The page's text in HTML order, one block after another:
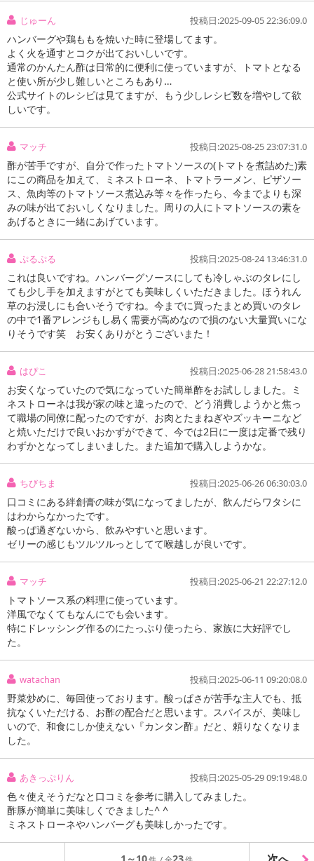
じゅーん 投稿日:2025-09-05 22:36:09.0
ハンバーグや鶏ももを焼いた時に登場してます。
よく火を通すとコクが出ておいしいです。
通常のかんたん酢は日常的に便利に使っていますが、トマトとなる
と使い所が少し難しいところもあり…
公式サイトのレシピは見てますが、もう少しレシピ数を増やして欲
しいです。
マッチ 投稿日:2025-08-25 23:07:31.0
酢が苦手ですが、自分で作ったトマトソースの(トマトを煮詰めた)素
にこの商品を加えて、ミネストローネ、トマトラーメン、ピザソー
ス、魚肉等のトマトソース煮込み等々を作ったら、今までよりも深
みの味が出ておいしくなりました。周りの人にトマトソースの素を
あげるときに一緒にあげています。
ぷるぷる 投稿日:2025-08-24 13:46:31.0
これは良いですね。ハンバーグソースにしても冷しゃぶのタレにし
ても少し手を加えますがとても美味しくいただきました。ほうれん
草のお浸しにも合いそうですね。今までに買ったまとめ買いのタレ
の中で1番アレンジもし易く需要が高めなので損のない大量買いにな
りそうです笑 お安くありがとうございまた！
はぴこ 投稿日:2025-06-28 21:58:43.0
お安くなっていたので気になっていた簡単酢をお試ししました。ミ
ネストローネは我が家の味と違ったので、どう消費しようかと焦っ
て職場の同僚に配ったのですが、お肉とたまねぎやズッキーニなど
と焼いただけで良いおかずができて、今では2日に一度は定番で残り
わずかとなってしまいました。また追加で購入しようかな。
ちびちま 投稿日:2025-06-26 06:30:03.0
口コミにある絆創膏の味が気になってましたが、飲んだらワタシに
はわからなかったです。
酸っぱ過ぎないから、飲みやすいと思います。
ゼリーの感じもツルツルっとしてて喉越しが良いです。
マッチ 投稿日:2025-06-21 22:27:12.0
トマトソース系の料理に使っています。
洋風でなくてもなんにでも会います。
特にドレッシング作るのにたっぷり使ったら、家族に大好評でし
た。
watachan 投稿日:2025-06-11 09:20:08.0
野菜炒めに、毎回使っております。酸っぱさが苦手な主人でも、抵
抗なくいただける、お酢の配合だと思います。スパイスが、美味し
いので、和食にしか使えない『カンタン酢』だと、頼りなくなりま
した。
あきっぷりん 投稿日:2025-05-29 09:19:48.0
色々使えそうだなと口コミを参考に購入してみました。
酢豚が簡単に美味しくできました^ ^
ミネストローネやハンバーグも美味しかったです。